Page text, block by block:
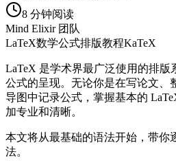
8 分钟阅读
Mind Elixir 团队
LaTeX数学公式排版教程KaTeX
LaTeX 是学术界最广泛使用的排版
公式的呈现。无论你是在写论文、
导图中记录公式，掌握基本的
加专业和清晰。
本文将从最基础的语法开始，带你
法。